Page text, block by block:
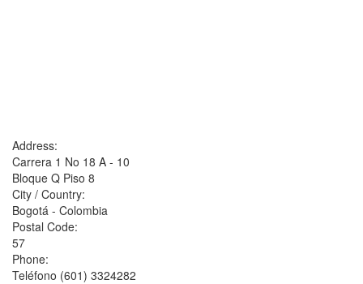
Address:
Carrera 1 No 18 A - 10
Bloque Q Piso 8
City / Country:
Bogotá - Colombia
Postal Code:
57
Phone:
Teléfono (601) 3324282